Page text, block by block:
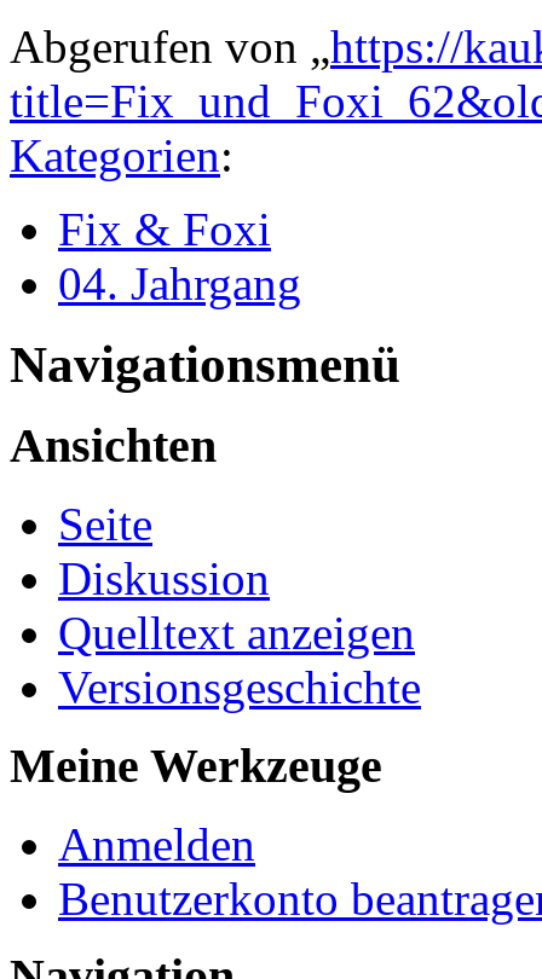
Abgerufen von „https://
Kategorien:
Fix & Foxi
04. Jahrgang
Navigationsmenü
Ansichten
Seite
Diskussion
Quelltext anzeigen
Versionsgeschichte
Meine Werkzeuge
Anmelden
Benutzerkonto